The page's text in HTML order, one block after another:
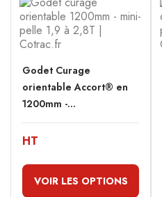
Godet Curage
orientable Accort® en
1200mm -...
HT
VOIR LES OPTIONS